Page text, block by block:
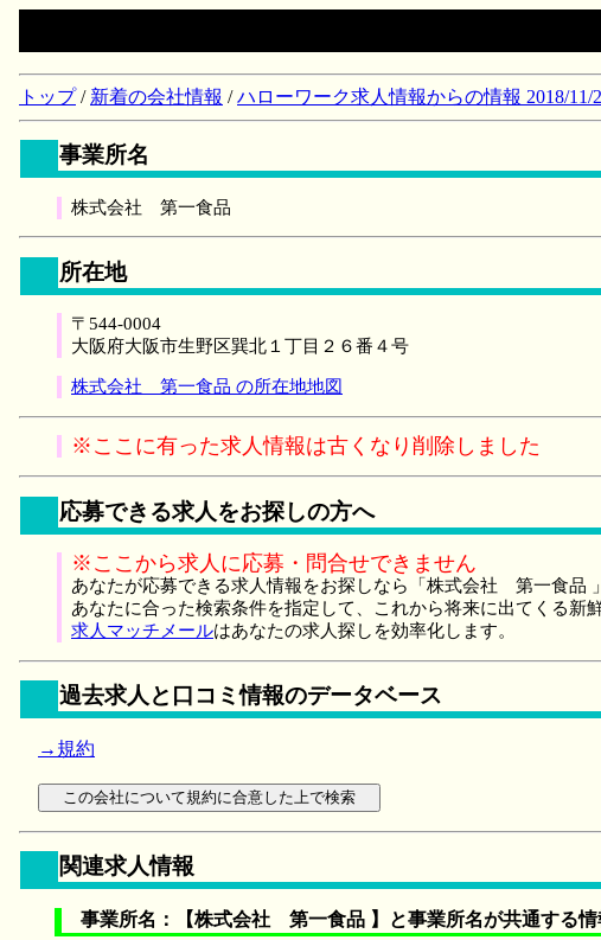
トップ/ 新着の会社情報 /ハローワーク求人情報からの情報 2018/11/
事業所名
株式会社 第一食品
所在地
〒544-0004
大阪府大阪市生野区巽北１丁目２６番４号
株式会社 第一食品 の所在地地図
※ここに有った求人情報は古くなり削除しました
応募できる求人をお探しの方へ
※ここから求人に応募・問合せできません
あなたが応募できる求人情報をお探しなら「株式会社 第一食品
あなたに合った検索条件を指定して、これから将来に出てくる新
求人マッチメールはあなたの求人探しを効率化します。
過去求人と口コミ情報のデータベース
→規約
関連求人情報
事業所名：【株式会社 第一食品 】と事業所名が共通する情